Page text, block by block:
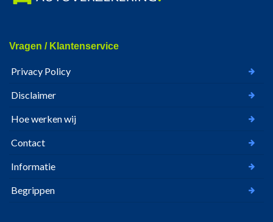
Vragen / Klantenservice
Privacy Policy
Disclaimer
Hoe werken wij
Contact
Informatie
Begrippen